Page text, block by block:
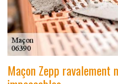
Maçon Zepp ravalement